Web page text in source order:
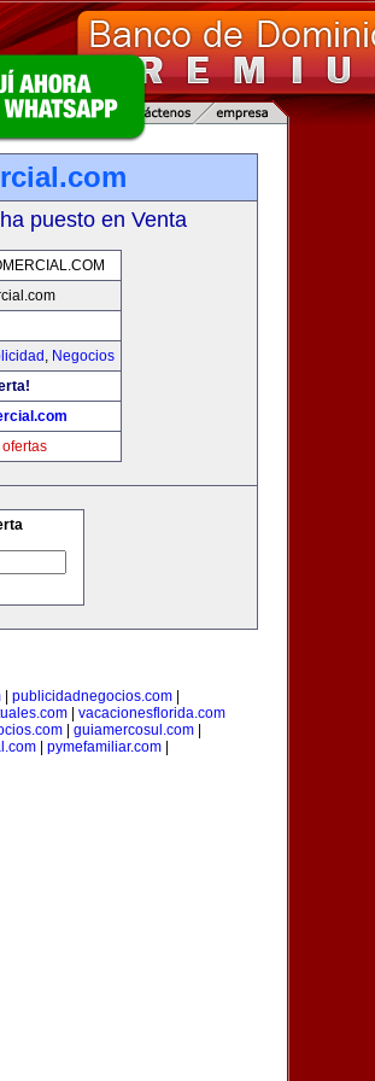
puesto en Venta
, Negocios
publicidadnegocios.com
vacacionesflorida.com
guiamercosul.com
pymefamiliar.com